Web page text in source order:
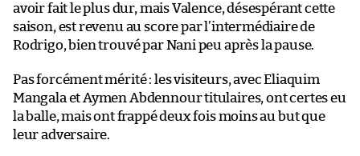
avoir fait le plus dur, mais Valence, désespérant cette
saison, est revenu au score par l’intermédiaire de
Rodrigo, bien trouvé par Nani peu après la pause.
Pas forcément mérité : les visiteurs, avec Eliaquim
Mangala et Aymen Abdennour titulaires, ont certes eu
la balle, mais ont frappé deux fois moins au but que
leur adversaire.